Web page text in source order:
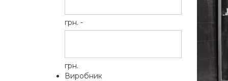
грн. -
грн.
Виробник